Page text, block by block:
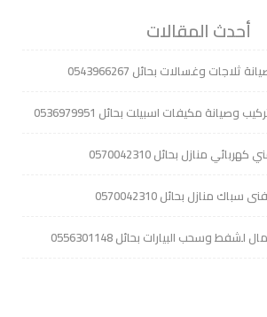
أحدث المقالات
ثلاجات وغسالات بحائل 0543966267
مكيفات اسبيلت بحائل 0536979951
كهربائي منازل بحائل 0570042310
فنى سباك منازل بحائل 0570042310
لشفط وسحب البيارات بحائل 0556301148